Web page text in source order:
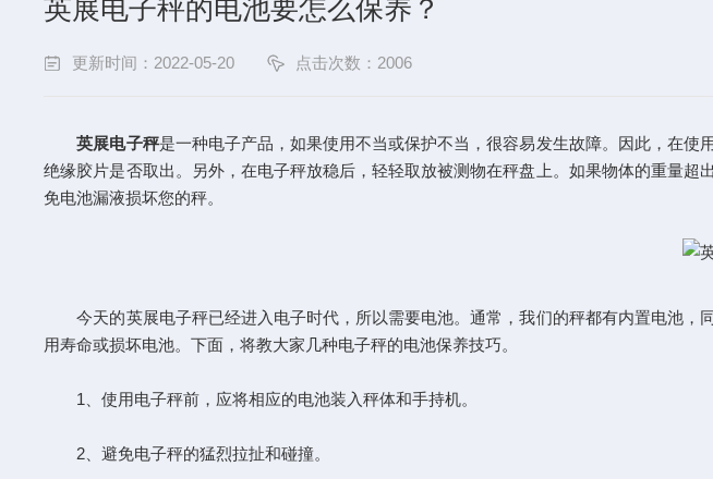
英展电子秤的电池要怎么保养？
更新时间：2022-05-20 点击次数：2006
英展电子秤是一种电子产品，如果使用不当或保护不当，很容易发生故障。因此，在
绝缘胶片是否取出。另外，在电子秤放稳后，轻轻取放被测物在秤盘上。如果物体的重量
免电池漏液损坏您的秤。
今天的英展电子秤已经进入电子时代，所以需要电池。通常，我们的秤都有内置电池，
用寿命或损坏电池。下面，将教大家几种电子秤的电池保养技巧。
1、使用电子秤前，应将相应的电池装入秤体和手持机。
2、避免电子秤的猛烈拉扯和碰撞。